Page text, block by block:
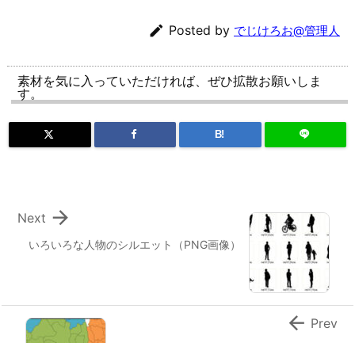
 Posted by でじけろお@管理人
素材を気に入っていただければ、ぜひ拡散お願いしま
す。
B!
いろいろな人物のシルエット（PNG画像）

Next
 Prev